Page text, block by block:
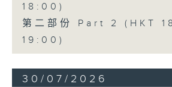
18:00)
第二部份 Part 2 (HKT
19:00)
30/07/2026